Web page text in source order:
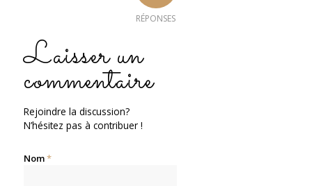
RÉPONSES
Laisser un
commentaire
Rejoindre la discussion?
N’hésitez pas à contribuer !
Nom*